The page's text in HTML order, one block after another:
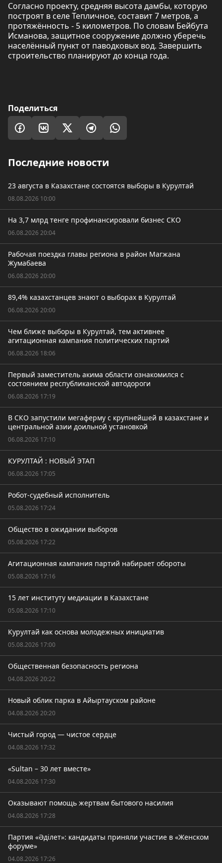
Согласно проекту, средняя высота дамбы, которую
построят в селе Тепличное, составит 7 метров, а
протяжённость - 5 километров. По словам Бейбута
Исманова, защитное сооружение должно уберечь
населённый пункт от паводковых вод. Завершить
строительство планируют до конца года.
Поделиться
Последние новости
23 августа в Казахстане состоятся выборы в Курултай
08.08.2026 10:00
На 3,7 млрд тенге профинансировали бизнес СКО
06.08.2026 20:04
Рабочая поездка главы региона в район Магжана
Жумабаева
06.08.2026 20:00
89,4% казахстанцев знают о выборах в Курултай
06.08.2026 20:00
Чем ближе выборы в Курултай, тем активнее
агитационная кампания политических партий
06.08.2026 18:06
Первый заместитель акима области ознакомился с
состоянием республиканской автодороги
06.08.2026 17:19
В СКО запустили мегаферму с крупнейшей в казахстане и
центральной азии доильной установкой
06.08.2026 17:10
КУРУЛТАЙ : НОВЫЙ ЭТАП
06.08.2026 17:05
Робот-судебный исполнитель
05.08.2026 17:24
Общество в ожидании выборов
05.08.2026 17:22
Агитационная кампания партий набирает обороты
05.08.2026 17:16
15 лет институту медиации в Казахстане
05.08.2026 17:10
Курултай как основа молодежных инициатив
05.08.2026 17:00
Общественная безопасность региона
04.08.2026 20:22
Новый облик парка в Айыртауском районе
04.08.2026 20:20
Чистый город — чистое сердце
04.08.2026 17:32
«Sultan – 30 лет вместе»
04.08.2026 17:30
Оказывают помощь жертвам бытового насилия
04.08.2026 17:28
Партия «Әділет»: кандидаты приняли участие в «Женском
форуме»
04.08.2026 17:26